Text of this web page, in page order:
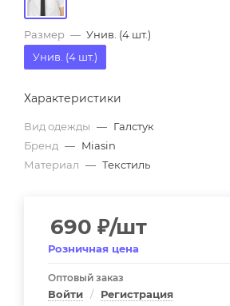
Размер — Унив. (4 шт.)
Унив. (4 шт.)
Характеристики
Вид одежды — Галстук
Бренд — Miasin
Материал — Текстиль
690 ₽/шт
Розничная цена
Оптовый заказ
Войти / Регистрация